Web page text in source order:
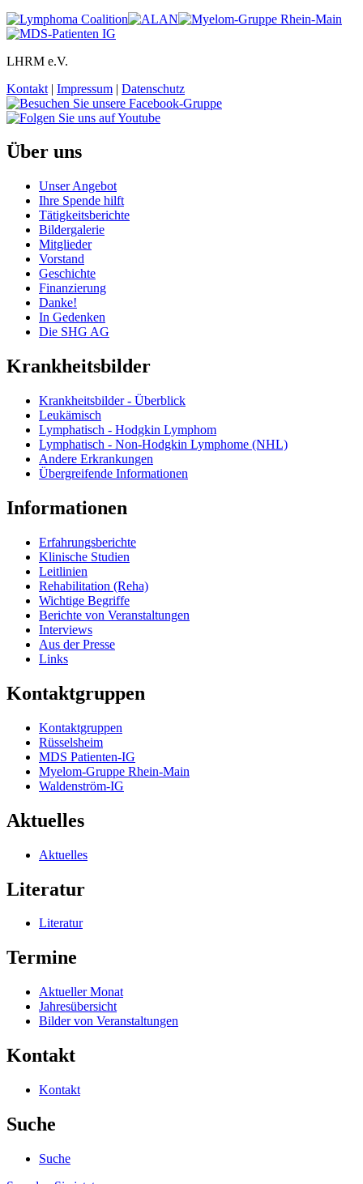
LHRM e.V.
Kontakt | Impressum | Datenschutz
Über uns
Unser Angebot
Ihre Spende hilft
Tätigkeitsberichte
Bildergalerie
Mitglieder
Vorstand
Geschichte
Finanzierung
Danke!
In Gedenken
Die SHG AG
Krankheitsbilder
Krankheitsbilder - Überblick
Leukämisch
Lymphatisch - Hodgkin Lymphom
Lymphatisch - Non-Hodgkin Lymphome (NHL)
Andere Erkrankungen
Übergreifende Informationen
Informationen
Erfahrungsberichte
Klinische Studien
Leitlinien
Rehabilitation (Reha)
Wichtige Begriffe
Berichte von Veranstaltungen
Interviews
Aus der Presse
Links
Kontaktgruppen
Kontaktgruppen
Rüsselsheim
MDS Patienten-IG
Myelom-Gruppe Rhein-Main
Waldenström-IG
Aktuelles
Aktuelles
Literatur
Literatur
Termine
Aktueller Monat
Jahresübersicht
Bilder von Veranstaltungen
Kontakt
Kontakt
Suche
Suche